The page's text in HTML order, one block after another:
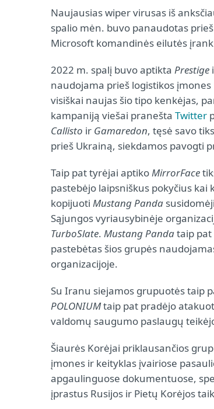
Naujausias wiper virusas iš
spalio mėn. buvo panaudotas
Microsoft komandinės eilutės
2022 m. spalį buvo aptikta Prestige
naudojama prieš logistikos
visiškai naujas šio tipo kenkėjas,
kampaniją viešai pranešta Twitter
Callisto ir Gamaredon, tęsė savo
prieš Ukrainą, siekdamos pavogti
Taip pat tyrėjai aptikoMirrorFace
pastebėjo laipsniškus pokyčius
kopijuoti Mustang Panda
Sąjungos vyriausybinėje
TurboSlate. Mustang Pandataip pat
pastebėtas šios grupės
organizacijoje.
Su Iranu siejamos grupuotės taip
POLONIUMtaip pat pradėjo
valdomų saugumo paslaugų
Šiaurės Korėjai priklausančios
įmones ir keityklas įvairiose
apgaulinguose dokumentuose,
įprastus Rusijos ir Pietų Korėjos